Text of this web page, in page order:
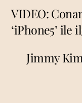
VIDEO:
‘iPhone5’
Jimmy